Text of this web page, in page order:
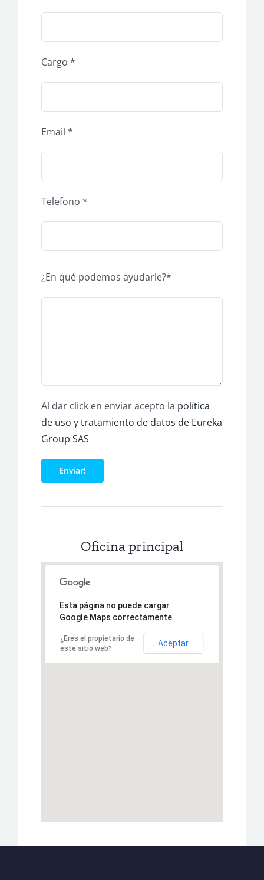
Cargo *
Email *
Telefono *
¿En qué podemos ayudarle?*
Al dar click en enviar acepto la política
de uso y tratamiento de datos de Eureka
Group SAS
Oficina principal
Esta página no puede cargar
Google Maps correctamente.
¿Eres el propietario de
este sitio web?
Aceptar